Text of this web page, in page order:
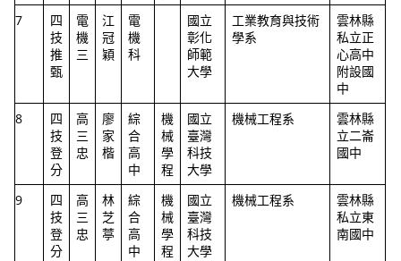
7
四
技
推
甄
電
機
三
江
冠
穎
電
機
科
國立
彰化
師範
大學
工業教育與技術
學系
雲林縣
私立正
心高中
附設國
中
8
四
技
登
分
高
三
忠
廖
家
楷
綜
合
高
中
機
械
學
程
國立
臺灣
科技
大學
機械工程系
雲林縣
立二崙
國中
9
四
技
登
分
高
三
忠
林
芝
葶
綜
合
高
中
機
械
學
程
國立
臺灣
科技
大學
機械工程系
雲林縣
私立東
南國中